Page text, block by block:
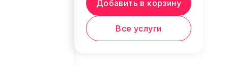
Добавить в корзину
Все услуги